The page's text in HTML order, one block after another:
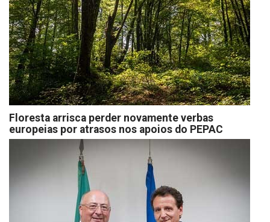
Floresta arrisca perder novamente verbas
europeias por atrasos nos apoios do PEPAC